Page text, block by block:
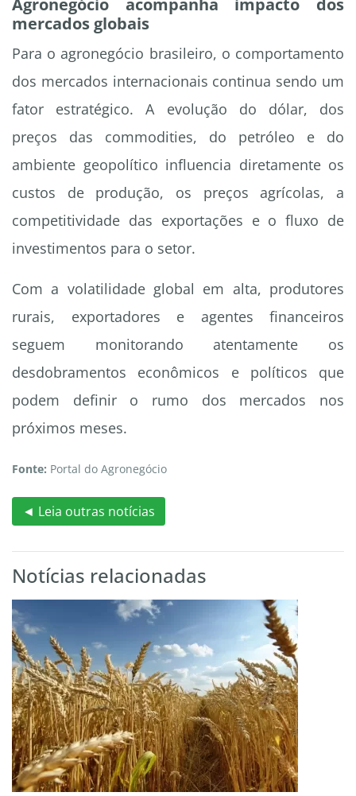
Agronegócio acompanha impacto dos
mercados globais
Para o agronegócio brasileiro, o comportamento
dos mercados internacionais continua sendo um
fator estratégico. A evolução do dólar, dos
preços das commodities, do petróleo e do
ambiente geopolítico influencia diretamente os
custos de produção, os preços agrícolas, a
competitividade das exportações e o fluxo de
investimentos para o setor.
Com a volatilidade global em alta, produtores
rurais, exportadores e agentes financeiros
seguem monitorando atentamente os
desdobramentos econômicos e políticos que
podem definir o rumo dos mercados nos
próximos meses.
Fonte: Portal do Agronegócio
◄ Leia outras notícias
Notícias relacionadas